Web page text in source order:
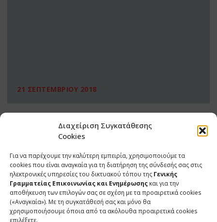
Διαχείριση Συγκατάθεσης
Cookies
Για να παρέχουμε την καλύτερη εμπειρία, χρησιμοποιούμε τα
cookies που είναι αναγκαία για τη διατήρηση της σύνδεσής σας στις
ηλεκτρονικές υπηρεσίες του δικτυακού τόπου της Γενικής
Γραμματείας Επικοινωνίας και Ενημέρωσης και για την
αποθήκευση των επιλογών σας σε σχέση με τα προαιρετικά cookies
(«Αναγκαία»). Με τη συγκατάθεσή σας και μόνο θα
χρησιμοποιήσουμε όποια από τα ακόλουθα προαιρετικά cookies
επιλέξετε.
21 ΣΕΠΤΕΜΒΡΙΟΥ 2018
ΕΠΙΚΟΙΝΩΝΙΑ